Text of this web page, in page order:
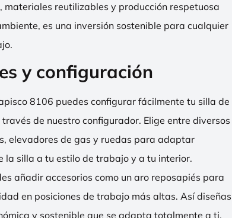
materiales reutilizables y producción respetuosa
es una inversión sostenible para cualquier
y configuración
8106 puedes configurar fácilmente tu silla de
de nuestro configurador. Elige entre diversos
elevadores de gas y ruedas para adaptar
la silla a tu estilo de trabajo y a tu interior.
añadir accesorios como un aro reposapiés para
en posiciones de trabajo más altas. Así diseñas
y sostenible que se adapta totalmente a ti.